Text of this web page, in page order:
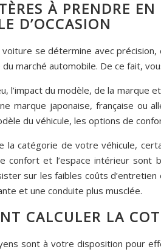
À PRENDRE
D’OCCASION
voiture se détermine avec
du marché automobile. De ce fait,
l’impact du modèle, de la marque
marque japonaise, française ou
du véhicule, les options de
la catégorie de votre véhicule,
confort et l’espace intérieur sont
sur les faibles coûts
et une conduite plus musclée.
CALCULER LA
sont à votre disposition pour